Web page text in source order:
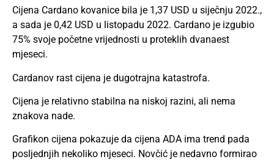
Cijena Cardano kovanice bila je 1,37 USD u siječnju 2022.,
a sada je 0,42 USD u listopadu 2022. Cardano je izgubio
75% svoje početne vrijednosti u proteklih dvanaest
mjeseci.
Cardanov rast cijena je dugotrajna katastrofa.
Cijena je relativno stabilna na niskoj razini, ali nema
znakova nade.
Grafikon cijena pokazuje da cijena ADA ima trend pada
posljednjih nekoliko mjeseci. Novčić je nedavno formirao